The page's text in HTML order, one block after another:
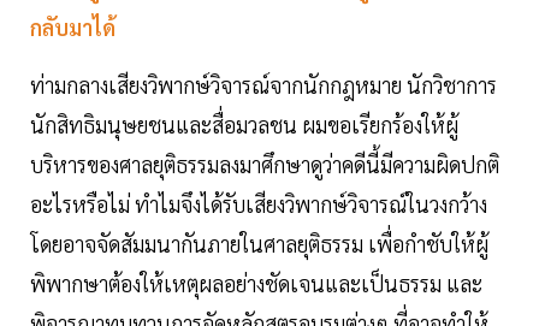
กลับมาได้
ท่ามกลางเสียงวิพากษ์วิจารณ์จากนักกฎหมาย นักวิชาการ
นักสิทธิมนุษยชนและสื่อมวลชน ผมขอเรียกร้องให้ผู้
บริหารของศาลยุติธรรมลงมาศึกษาดูว่าคดีนี้มีความผิดปกติ
อะไรหรือไม่ ทำไมจึงได้รับเสียงวิพากษ์วิจารณ์ในวงกว้าง
โดยอาจจัดสัมมนากันภายในศาลยุติธรรม เพื่อกำชับให้ผู้
พิพากษาต้องให้เหตุผลอย่างชัดเจนและเป็นธรรม และ